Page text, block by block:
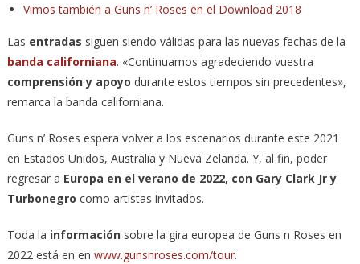
Vimos también a Guns n’ Roses en el Download 2018
Las entradas siguen siendo válidas para las nuevas fechas de la
banda californiana. «Continuamos agradeciendo vuestra
comprensión y apoyo durante estos tiempos sin precedentes»,
remarca la banda californiana.
Guns n’ Roses espera volver a los escenarios durante este 2021
en Estados Unidos, Australia y Nueva Zelanda. Y, al fin, poder
regresar a Europa en el verano de 2022, con Gary Clark Jr y
Turbonegro como artistas invitados.
Toda la información sobre la gira europea de Guns n Roses en
2022 está en en www.gunsnroses.com/tour.